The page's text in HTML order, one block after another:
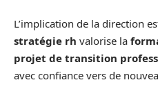
L’implication de la direction
stratégie rh valorise la
projet de transition
avec confiance vers de